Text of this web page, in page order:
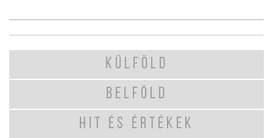
KÜLFÖLD
BELFÖLD
HIT ÉS ÉRTÉKEK